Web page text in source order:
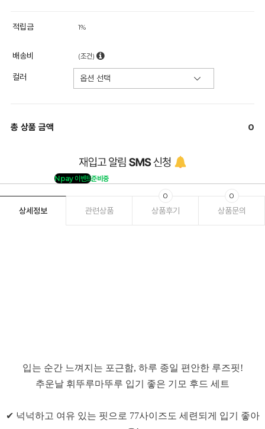
적립금 1%
배송비 (조건)
컬러
총 상품 금액 0
Npay 이벤트준비중
상세정보 관련상품 상품후기
0
상품문의
0
입는 순간 느껴지는 포근함, 하루 종일 편안한 루즈핏!
추운날 휘뚜루마뚜루 입기 좋은 기모 후드 세트
✔ 넉넉하고 여유 있는 핏으로 77사이즈도 세련되게 입기 좋아